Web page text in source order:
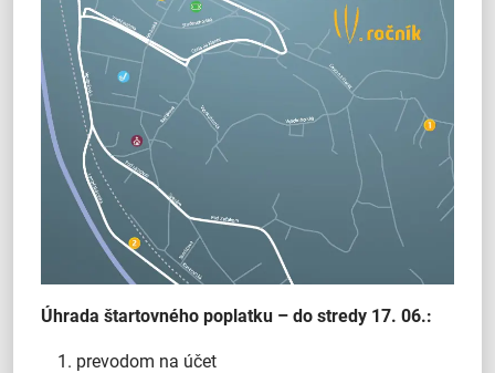
Úhrada štartovného poplatku – do stredy 17. 06.:
prevodom na účet